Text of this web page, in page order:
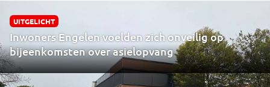
UITGELICHT
Inwoners Engelen voelden zich onveilig op
bijeenkomsten over asielopvang